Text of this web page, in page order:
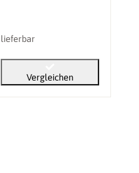
lieferbar
Vergleichen